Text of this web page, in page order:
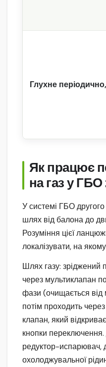
Глухне періодично,
Як працює
на газ у ГБО
У системі ГБО
шлях від балона до
Розуміння цієї
локалізувати, на
Шлях газу: зріджений
через мультиклапан
фази (очищається від
потім проходить
клапан, який
кнопки переключення.
редуктор-испарювач,
охолоджувальної